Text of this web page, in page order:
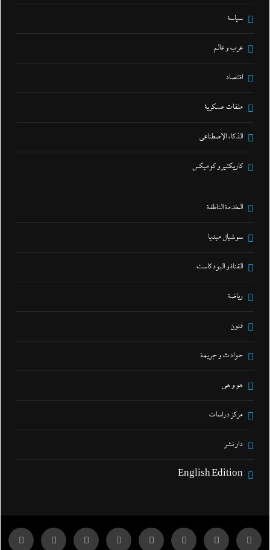
سياسة
عرب و عالم
اقتصاد
ملفات عسكرية
الذكاء الإصطناعي
كاريكتير و كوميكس
الخدمة الناطقة
سوشيال ميديا
القناة و البودكاست
رياضة
فنون
حوادث و جريمة
هو و هي
مركز دراسات
دار نشر
English Edition